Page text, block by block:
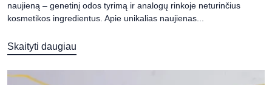
naujieną – genetinį odos tyrimą ir analogų rinkoje neturinčius
kosmetikos ingredientus. Apie unikalias naujienas...
Skaityti daugiau